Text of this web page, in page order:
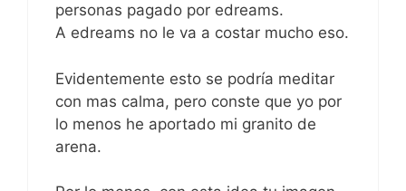
personas pagado por edreams.
A edreams no le va a costar mucho eso.
Evidentemente esto se podría meditar
con mas calma, pero conste que yo por
lo menos he aportado mi granito de
arena.